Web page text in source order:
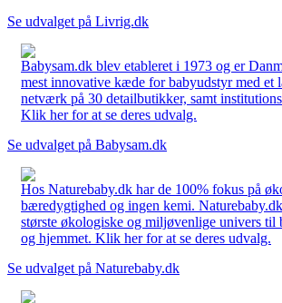
Se udvalget på Livrig.dk
Babysam.dk blev etableret i 1973 og er
mest innovative kæde for babyudstyr med et
netværk på 30 detailbutikker, samt
Klik her for at se deres udvalg.
Se udvalget på Babysam.dk
Hos Naturebaby.dk har de 100% fokus på
bæredygtighed og ingen kemi.
største økologiske og miljøvenlige univers til
og hjemmet. Klik her for at se deres udvalg.
Se udvalget på Naturebaby.dk